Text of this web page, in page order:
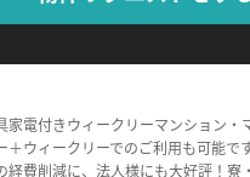
家電付きウィークリーマンション・
＋ウィークリーでのご利用も可能で
経費削減に、法人様にも大好評！寮